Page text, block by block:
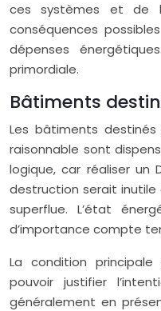
ces systèmes et de
conséquences
dépenses
primordiale.
Bâtiments
Les bâtiments
raisonnable sont
logique, car réaliser un
destruction serait
superflue. L’état
d’importance compte
La condition
pouvoir justifier
généralement en